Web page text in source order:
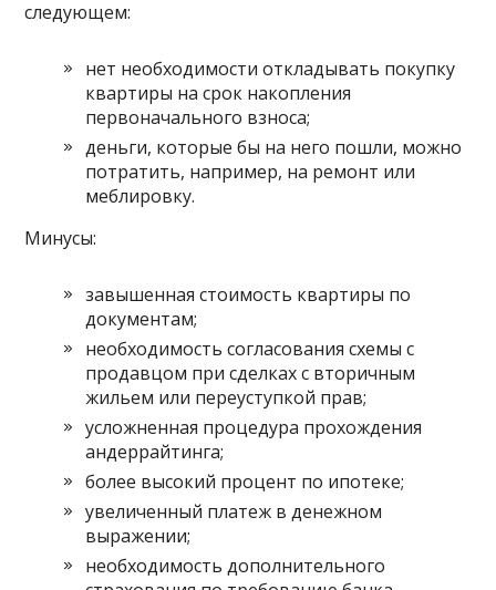
следующем:
нет необходимости откладывать покупку
квартиры на срок накопления
первоначального взноса;
деньги, которые бы на него пошли, можно
потратить, например, на ремонт или
меблировку.
Минусы:
завышенная стоимость квартиры по
документам;
необходимость согласования схемы с
продавцом при сделках с вторичным
жильем или переуступкой прав;
усложненная процедура прохождения
андеррайтинга;
более высокий процент по ипотеке;
увеличенный платеж в денежном
выражении;
необходимость дополнительного